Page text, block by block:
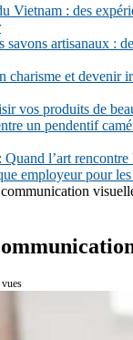
Vietnam : des
savons artisanaux :
charisme et devenir
vos produits de
un pendentif
l’art rencontre
employeur pour
vues